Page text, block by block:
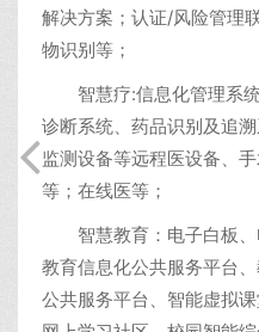
解决方案；认证/风险管理
物识别等；
智慧疗:信息化管理系统
诊断系统、药品识别及追
监测设备等远程医设备、
等；在线医等；
智慧教育：电子白板、
教育信息化公共服务平台
公共服务平台、智能虚拟